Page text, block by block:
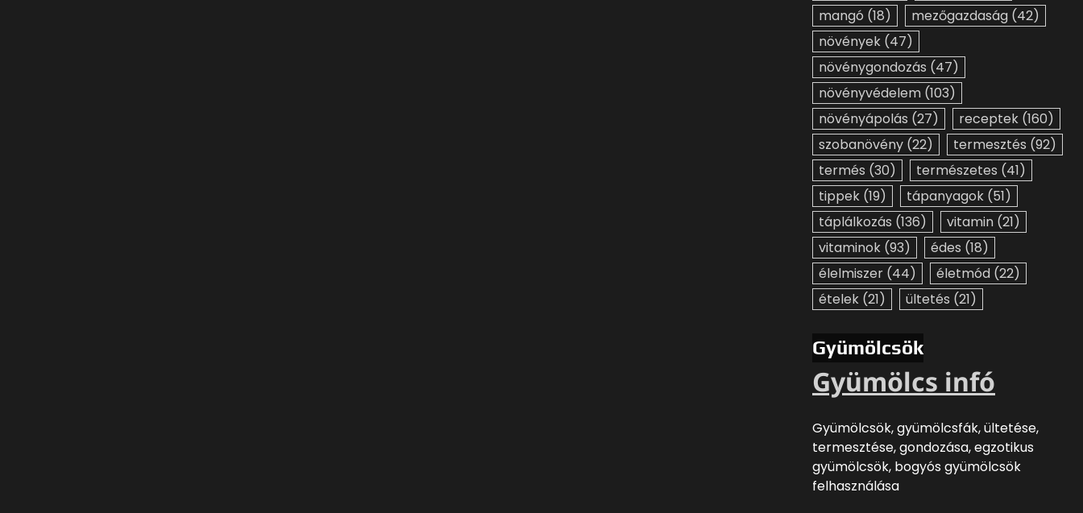
mangó (18) mezőgazdaság (42)
növények (47)
növénygondozás (47)
növényvédelem (103)
növényápolás (27) receptek (160)
szobanövény (22) termesztés (92)
termés (30) természetes (41)
tippek (19) tápanyagok (51)
táplálkozás (136) vitamin (21)
vitaminok (93) édes (18)
élelmiszer (44) életmód (22)
ételek (21) ültetés (21)
Gyümölcsök
Gyümölcs infó
Gyümölcsök, gyümölcsfák, ültetése,
termesztése, gondozása, egzotikus
gyümölcsök, bogyós gyümölcsök
felhasználása